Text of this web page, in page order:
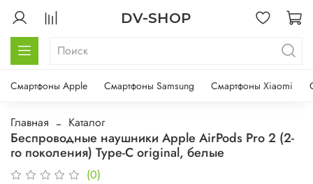
DV-SHOP
Смартфоны Apple Смартфоны Samsung Смартфоны Xiaomi
Главная Каталог
Беспроводные наушники Apple AirPods Pro 2 (2-
го поколения) Type-C original, белые
(0)